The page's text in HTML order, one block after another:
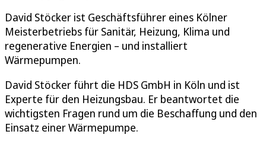
David Stöcker ist Geschäftsführer eines Kölner
Meisterbetriebs für Sanitär, Heizung, Klima und
regenerative Energien – und installiert
Wärmepumpen.
David Stöcker führt die HDS GmbH in Köln und ist
Experte für den Heizungsbau. Er beantwortet die
wichtigsten Fragen rund um die Beschaffung und den
Einsatz einer Wärmepumpe.